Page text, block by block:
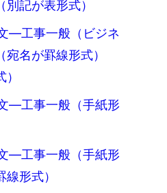
別記が表形式）
―工事一般（ビジネ
宛名が罫線形式）
―工事一般（手紙形
―工事一般（手紙形
形式）